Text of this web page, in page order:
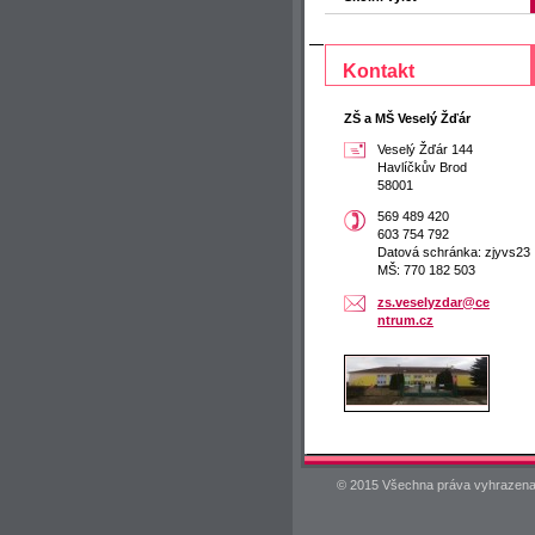
Kontakt
ZŠ a MŠ Veselý Žďár
Veselý Žďár 144
Havlíčkův Brod
58001
569 489 420
603 754 792
Datová schránka: zjyvs23
MŠ: 770 182 503
zs.veselyzdar@ce
ntrum.cz
© 2015 Všechna práva